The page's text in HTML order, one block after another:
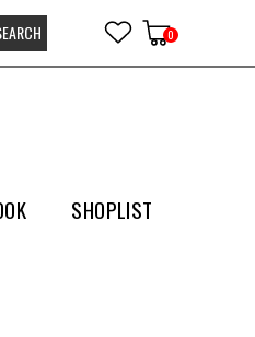
0
SHOPLIST